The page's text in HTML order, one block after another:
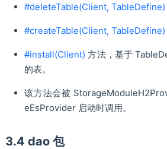
#deleteTable(Client, TableDefine)
#createTable(Client, TableDefine)
#install(Client) 方法，基于
的表。
该方法会被
eEsProvider 启动时调用。
3.4 dao 包